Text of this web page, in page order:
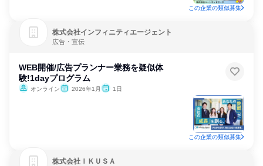
この企業の類似募集
株式会社インフィニティエージェント
広告・宣伝
WEB開催/広告プランナー業務を疑似体
験!1dayプログラム
オンライン 2026年1月 1日
この企業の類似募集
株式会社ＩＫＵＳＡ